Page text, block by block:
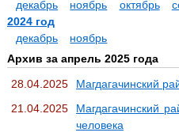
декабрь
ноябрь октябрь
2024 год
декабрь
ноябрь
Архив за апрель 2025 года
28.04.2025
Магдагачинский
21.04.2025
Магдагачинский
человека